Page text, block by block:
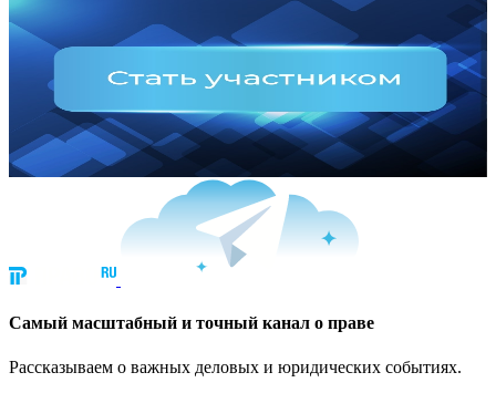
Cамый масштабный и точный канал о праве
Рассказываем о важных деловых и юридических событиях.